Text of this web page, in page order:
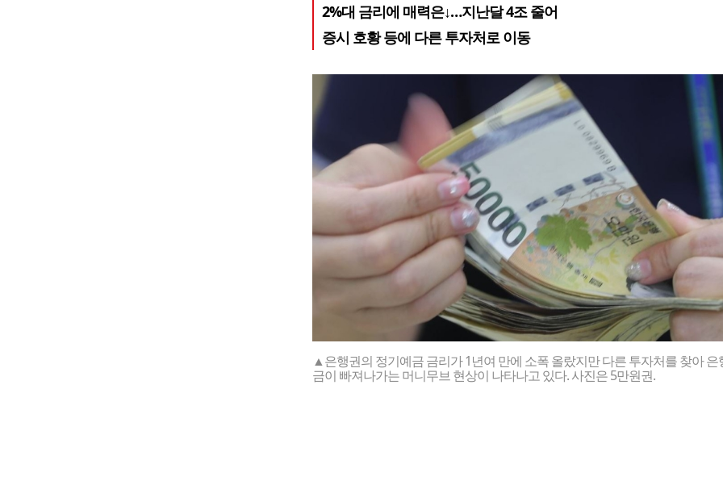
2%대 금리에 매력은↓…지난달 4조 줄어
증시 호황 등에 다른 투자처로 이동
▲은행권의 정기예금 금리가 1년여 만에 소폭 올랐지만 다른 투자처를 찾아 은
금이 빠져나가는 머니무브 현상이 나타나고 있다. 사진은 5만원권.